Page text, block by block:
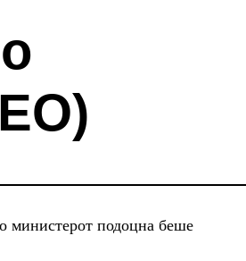
министерот подоцна беше